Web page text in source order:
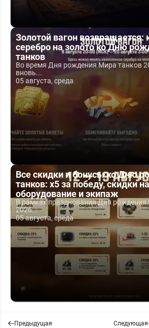
Золотой вагон возвращается:
серебро на золото ко Дню
танков
Во время Дня рождения Мира танков
вновь...
05 августа, среда
Все скидки и бонусы ко Дню
танков: x5 за победу, скидки
оборудование и экипаж
В рамках празднования Дня рождения
2026...
05 августа, среда
Предыдущая
Следующая